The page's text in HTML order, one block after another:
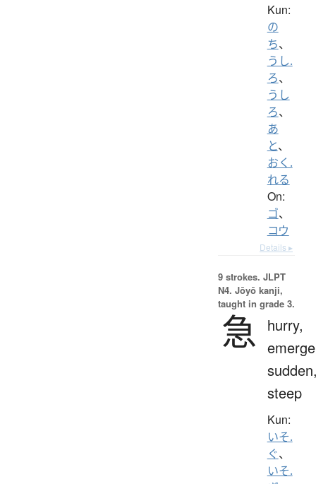
Kun:
の
ち、
うし.
ろ、
うし
ろ、
あ
と、
おく.
れる
On:
ゴ、
コウ
Details ▸
9 strokes. JLPT
N4. Jōyō kanji,
taught in grade 3.
急
hurry,
steep
Kun:
いそ.
ぐ、
いそ.